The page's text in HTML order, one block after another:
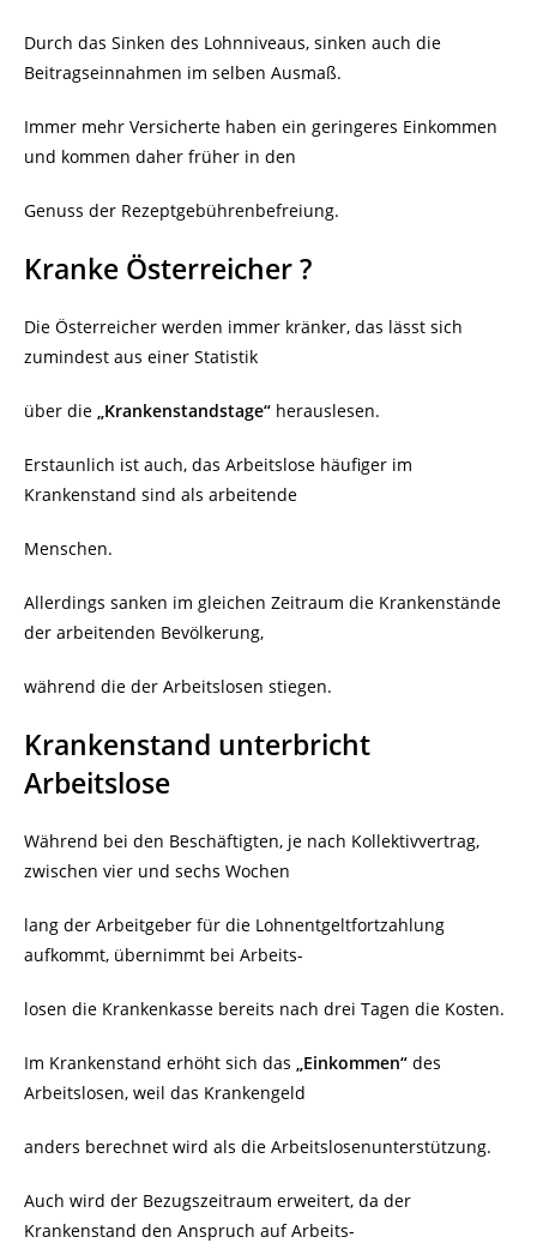
Durch das Sinken des Lohnniveaus, sinken auch die
Beitragseinnahmen im selben Ausmaß.
Immer mehr Versicherte haben ein geringeres Einkommen
und kommen daher früher in den
Genuss der Rezeptgebührenbefreiung.
Kranke Österreicher ?
Die Österreicher werden immer kränker, das lässt sich
zumindest aus einer Statistik
über die „Krankenstandstage“ herauslesen.
Erstaunlich ist auch, das Arbeitslose häufiger im
Krankenstand sind als arbeitende
Menschen.
Allerdings sanken im gleichen Zeitraum die Krankenstände
der arbeitenden Bevölkerung,
während die der Arbeitslosen stiegen.
Krankenstand unterbricht
Arbeitslose
Während bei den Beschäftigten, je nach Kollektivvertrag,
zwischen vier und sechs Wochen
lang der Arbeitgeber für die Lohnentgeltfortzahlung
aufkommt, übernimmt bei Arbeits-
losen die Krankenkasse bereits nach drei Tagen die Kosten.
Im Krankenstand erhöht sich das „Einkommen“ des
Arbeitslosen, weil das Krankengeld
anders berechnet wird als die Arbeitslosenunterstützung.
Auch wird der Bezugszeitraum erweitert, da der
Krankenstand den Anspruch auf Arbeits-